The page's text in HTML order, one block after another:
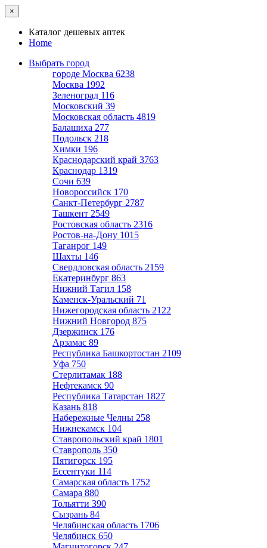
×
Каталог дешевых аптек
Home
Выбрать город
городе Москва 6238
Москва 1992
Зеленоград 116
Московский 39
Московская область 4819
Балашиха 277
Подольск 218
Химки 196
Краснодарский край 3763
Краснодар 1319
Сочи 639
Новороссийск 170
Санкт-Петербург 2787
Ташкент 2549
Ростовская область 2316
Ростов-на-Дону 1015
Таганрог 149
Шахты 146
Свердловская область 2159
Екатеринбург 863
Нижний Тагил 158
Каменск-Уральский 71
Нижегородская область 2122
Нижний Новгород 875
Дзержинск 176
Арзамас 89
Республика Башкортостан 2109
Уфа 750
Стерлитамак 188
Нефтекамск 90
Республика Татарстан 1827
Казань 818
Набережные Челны 258
Нижнекамск 104
Ставропольский край 1801
Ставрополь 350
Пятигорск 195
Ессентуки 114
Самарская область 1752
Самара 880
Тольятти 390
Сызрань 84
Челябинская область 1706
Челябинск 650